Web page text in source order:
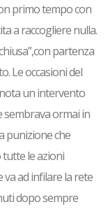
primo tempo con
a raccogliere nulla.
partenza
Le occasioni del
un intervento
sembrava ormai in
punizione che
tutte le azioni
va ad infilare la rete
dopo sempre